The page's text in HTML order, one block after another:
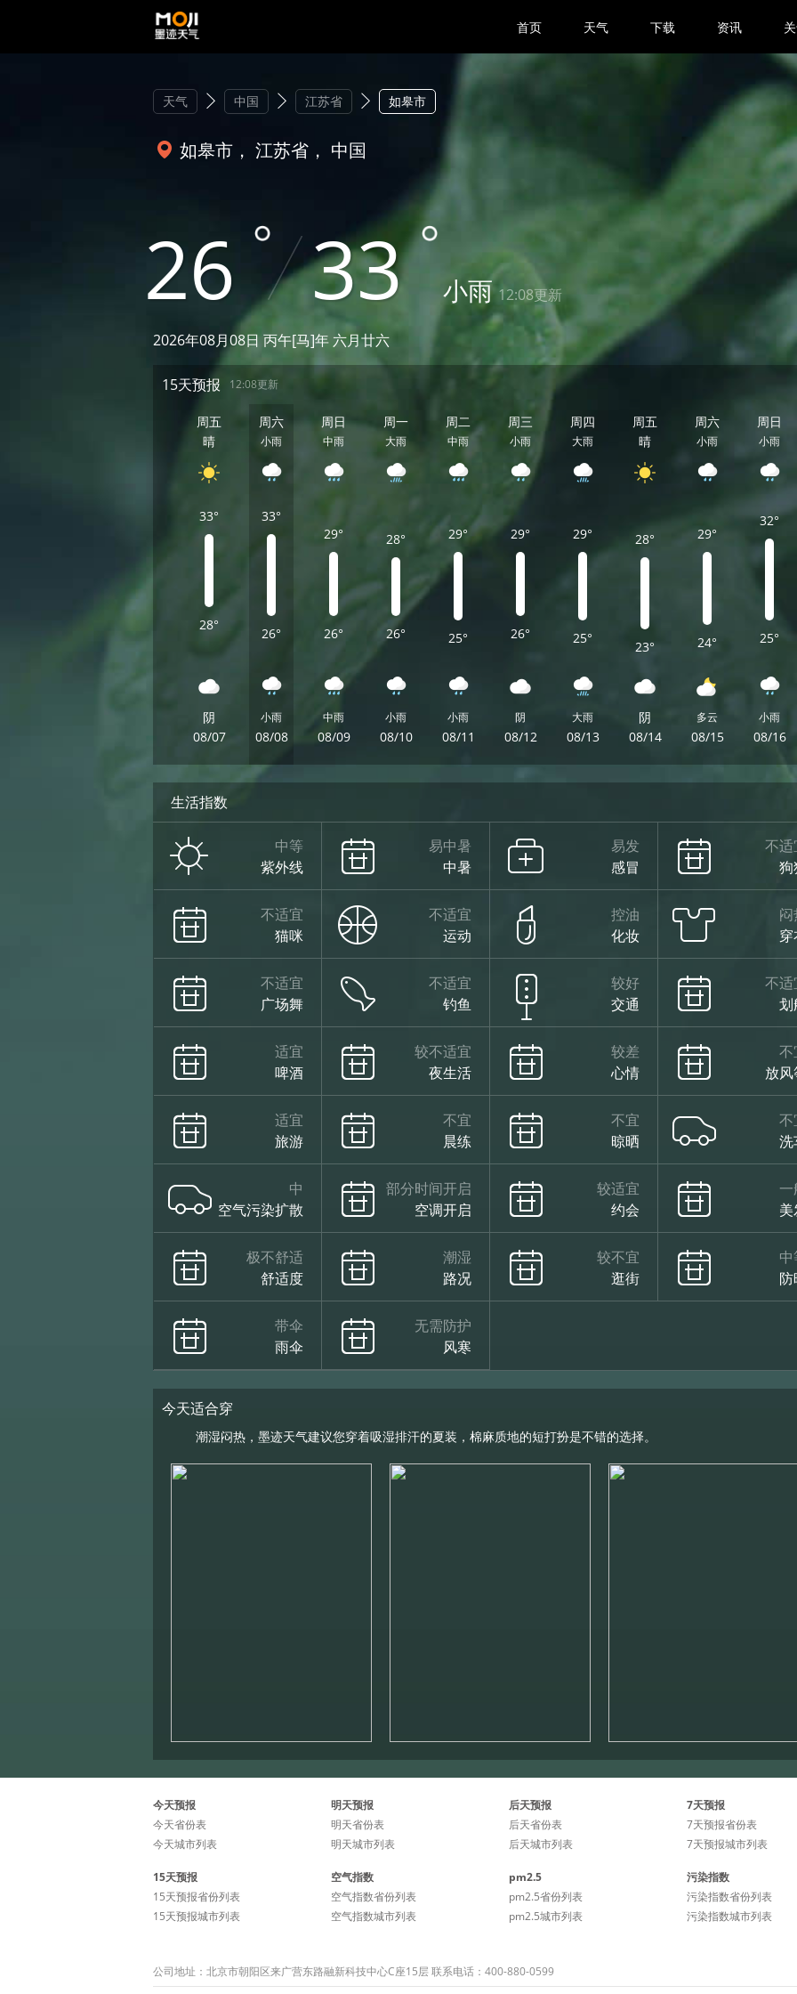
首页 天气 下载 资讯
天气 中国 江苏省 如皋市
如皋市， 江苏省， 中国
26 33 小雨 12:08更新
2026年08月08日 丙午[马]年 六月廿六
15天预报 12:08更新
周五
晴
33°
28°
阴
08/07
周六
小雨
33°
26°
小雨
08/08
周日
中雨
29°
26°
中雨
08/09
周一
大雨
28°
26°
小雨
08/10
周二
中雨
29°
25°
小雨
08/11
周三
小雨
29°
26°
阴
08/12
周四
大雨
29°
25°
大雨
08/13
周五
晴
28°
23°
阴
08/14
周六
小雨
29°
24°
多云
08/15
周日
小雨
32°
25°
小雨
08/16
生活指数
中等
紫外线
易中暑
中暑
易发
感冒
不适
狗
不适宜
猫咪
不适宜
运动
控油
化妆
闷
穿
不适宜
广场舞
不适宜
钓鱼
较好
交通
不适
划
适宜
啤酒
较不适宜
夜生活
较差
心情
不
放
适宜
旅游
不宜
晨练
不宜
晾晒
不
洗
中
空气污染扩散
部分时间开启
空调开启
较适宜
约会
一
极不舒适
舒适度
潮湿
路况
较不宜
逛街
中
防
带伞
雨伞
无需防护
风寒
今天适合穿
潮湿闷热，墨迹天气建议您穿着吸湿排汗的夏装，棉麻质地的短打扮是不错的选择。
今天预报
今天省份表
今天城市列表
明天预报
明天省份表
明天城市列表
后天预报
后天省份表
后天城市列表
7天预报
7天预报省份表
7天预报城市列表
15天预报
15天预报省份列表
15天预报城市列表
空气指数
空气指数省份列表
空气指数城市列表
pm2.5
pm2.5省份列表
pm2.5城市列表
污染指数
污染指数省份列表
污染指数城市列表
公司地址：北京市朝阳区来广营东路融新科技中心C座15层 联系电话：400-880-0599